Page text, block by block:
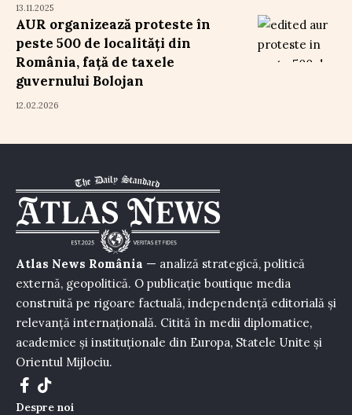
13.11.2025
AUR organizează proteste în
peste 500 de localități din
România, față de taxele
guvernului Bolojan
12.02.2026
Atlas News România — analiză strategică, politică
externă, geopolitică. O publicație boutique media
construită pe rigoare factuală, independență editorială și
relevanță internațională. Citită în medii diplomatice,
academice și instituționale din Europa, Statele Unite și
Orientul Mijlociu.
Despre noi